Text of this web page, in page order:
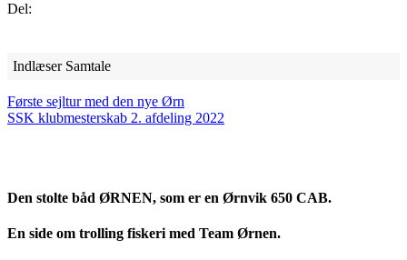
Del:
Indlæser Samtale
Første sejltur med den nye Ørn
SSK klubmesterskab 2. afdeling 2022
Den stolte båd ØRNEN, som er en Ørnvik 650 CAB.
En side om trolling fiskeri med Team Ørnen.